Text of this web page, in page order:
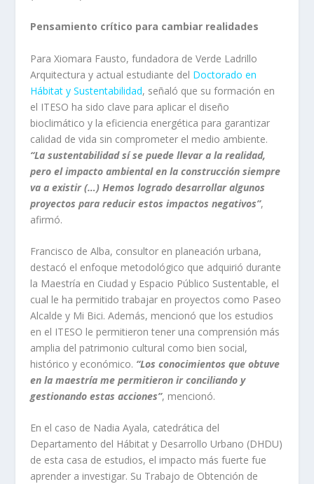
Pensamiento crítico para cambiar realidades
Para Xiomara Fausto, fundadora de Verde Ladrillo
Arquitectura y actual estudiante del Doctorado en
Hábitat y Sustentabilidad, señaló que su formación en
el ITESO ha sido clave para aplicar el diseño
bioclimático y la eficiencia energética para garantizar
calidad de vida sin comprometer el medio ambiente.
“La sustentabilidad sí se puede llevar a la realidad,
pero el impacto ambiental en la construcción siempre
va a existir (…) Hemos logrado desarrollar algunos
proyectos para reducir estos impactos negativos”,
afirmó.
Francisco de Alba, consultor en planeación urbana,
destacó el enfoque metodológico que adquirió durante
la Maestría en Ciudad y Espacio Público Sustentable, el
cual le ha permitido trabajar en proyectos como Paseo
Alcalde y Mi Bici. Además, mencionó que los estudios
en el ITESO le permitieron tener una comprensión más
amplia del patrimonio cultural como bien social,
histórico y económico. “Los conocimientos que obtuve
en la maestría me permitieron ir conciliando y
gestionando estas acciones”, mencionó.
En el caso de Nadia Ayala, catedrática del
Departamento del Hábitat y Desarrollo Urbano (DHDU)
de esta casa de estudios, el impacto más fuerte fue
aprender a investigar. Su Trabajo de Obtención de